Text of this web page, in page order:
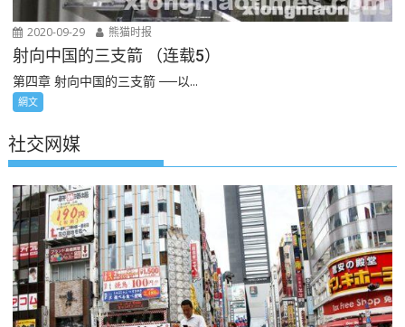
2020-09-29 熊猫时报
射向中国的三支箭 （连载5）
第四章 射向中国的三支箭 ──以...
網文
社交网媒